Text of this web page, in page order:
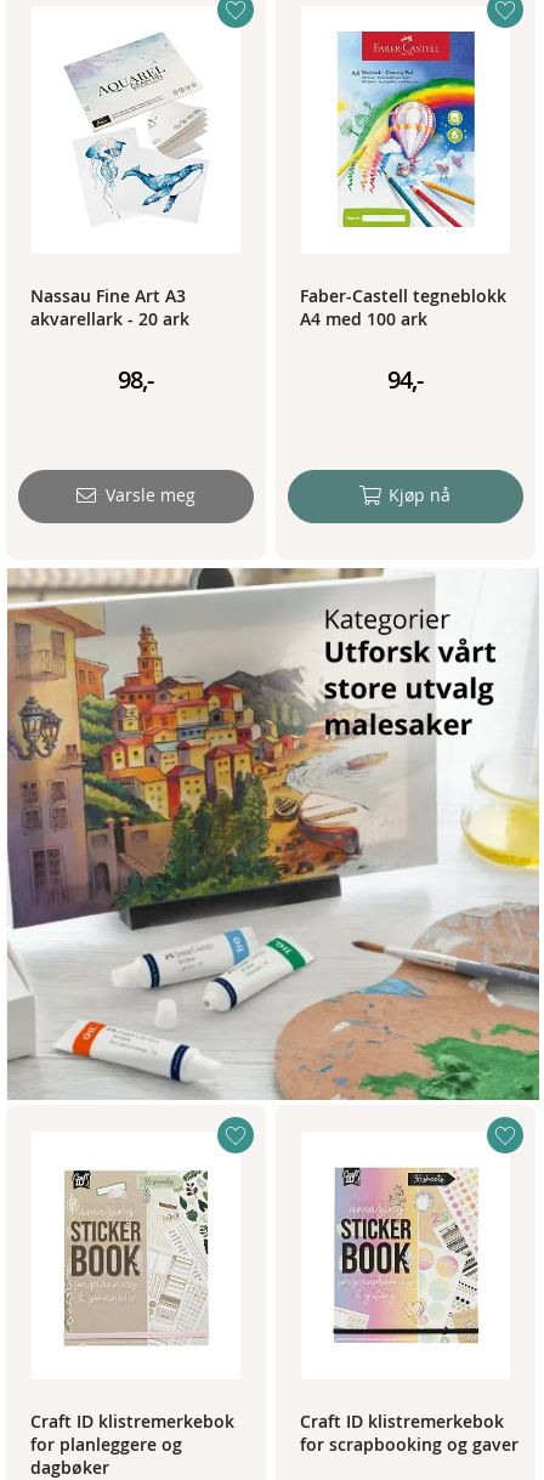
Nassau Fine Art A3
akvarellark - 20 ark
98,-
Varsle meg
Faber-Castell tegneblokk
A4 med 100 ark
94,-
Kjøp nå
Craft ID klistremerkebok
for planleggere og
dagbøker
Craft ID klistremerkebok
for scrapbooking og gaver